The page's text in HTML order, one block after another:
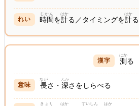
時間
じかん
を計
はか
る／タイミングを計
はか
る
測
はか
る
長
なが
さ・深
ふか
さをしらべる
きょり はか すいしん はか